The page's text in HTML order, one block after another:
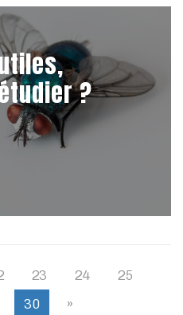
?
23 24
25
30 »